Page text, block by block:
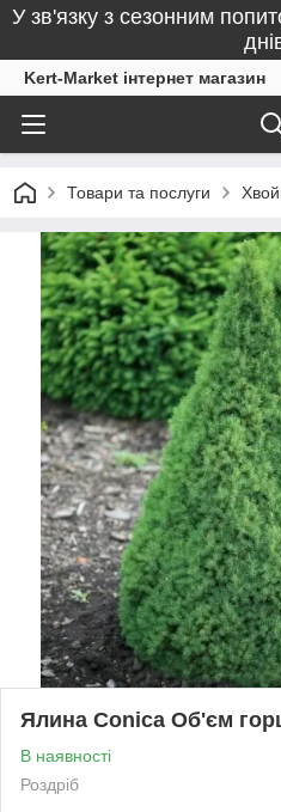
У зв'язку з сезонним
Kert-Market інтернет магазин
Товари та послуги
Ялина Сonica Об'єм
В наявності
Роздріб